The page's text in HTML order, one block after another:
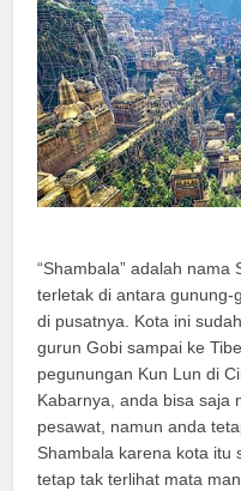
“Shambala” adalah
terletak di antara gunung-
di pusatnya. Kota ini
gurun Gobi sampai ke
pegunungan Kun Lun di
Kabarnya, anda bisa saja
pesawat, namun anda
Shambala karena kota itu
tetap tak terlihat mata